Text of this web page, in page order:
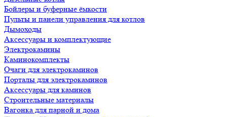
Бойлеры и буферные ёмкости
Пульты и панели управления для котлов
Дымоходы
Аксессуары и комплектующие
Электрокамины
Каминокомплекты
Очаги для электрокаминов
Порталы для электрокаминов
Аксессуары для каминов
Строительные материалы
Вагонка для парной и дома